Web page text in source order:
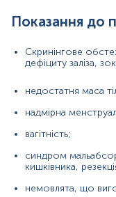
Диференційна
Причини підвищення
Гіпертиреоз;
Гемохроматоз;
Хвороба Стілла;
Захворювання
цироз);
Синдром
Показання до
Скринінгове
дефіциту заліза,
недостатня маса
надмірна
вагітність;
синдром
кишківника,
немовлята, що